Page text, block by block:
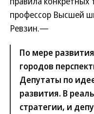
профессор Высшей
Ревзин.—
По мере
городов
Депутаты по
развития. В
стратегии, и